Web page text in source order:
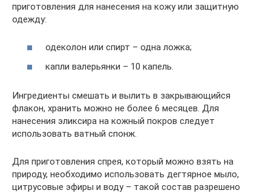
приготовления для нанесения на кожу или защитную
одежду:
одеколон или спирт – одна ложка;
капли валерьянки – 10 капель.
Ингредиенты смешать и вылить в закрывающийся
флакон, хранить можно не более 6 месяцев. Для
нанесения эликсира на кожный покров следует
использовать ватный спонж.
Для приготовления спрея, который можно взять на
природу, необходимо использовать дегтярное мыло,
цитрусовые эфиры и воду – такой состав разрешено